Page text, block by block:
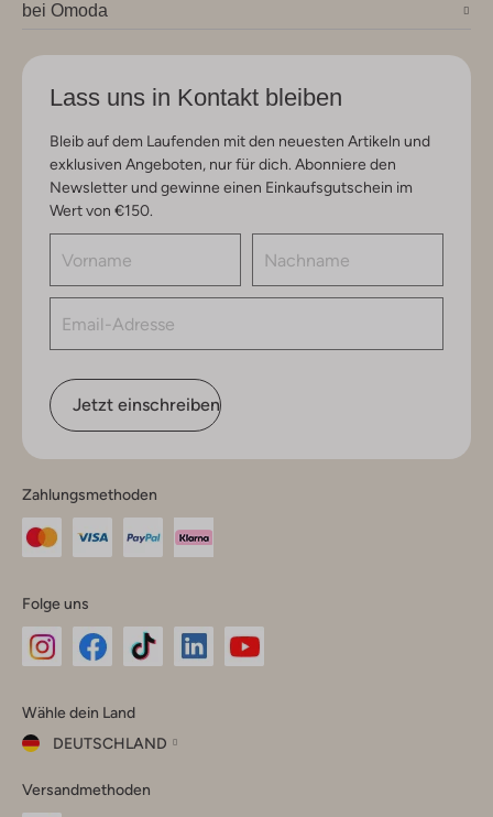
bei Omoda
Lass uns in Kontakt bleiben
Bleib auf dem Laufenden mit den neuesten Artikeln und
exklusiven Angeboten, nur für dich. Abonniere den
Newsletter und gewinne einen Einkaufsgutschein im
Wert von €150.
Jetzt einschreiben
Zahlungsmethoden
Folge uns
Instagram
Facebook
TikTok
Wähle dein Land
DEUTSCHLAND
dein
Versandmethoden